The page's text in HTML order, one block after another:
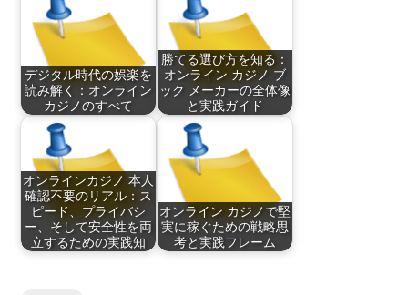
デジタル時代の娯楽を
読み解く：オンライン
カジノのすべて
勝てる選び方を知る：
オンライン カジノ ブ
ック メーカーの全体像
と実践ガイド
オンラインカジノ 本人
確認不要のリアル：ス
ピード、プライバシ
ー、そして安全性を両
立するための実践知
オンライン カジノで堅
実に稼ぐための戦略思
考と実践フレーム